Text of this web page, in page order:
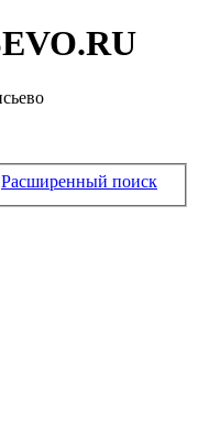
Расширенный поиск